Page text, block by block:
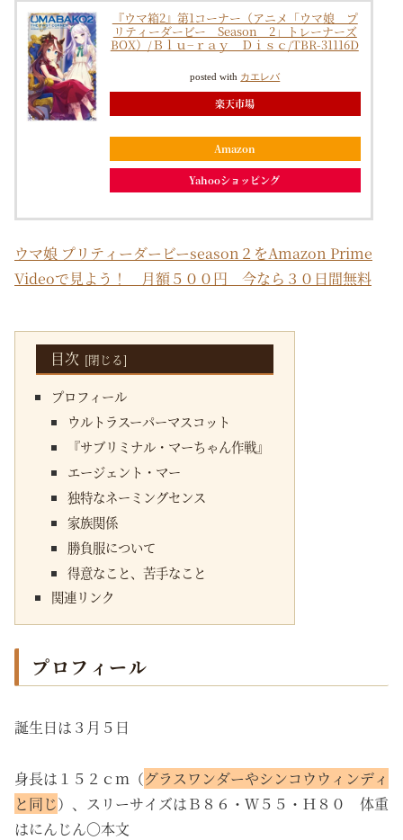
『ウマ箱2』第1コーナー（アニメ「ウマ娘 プ
リティーダービー Season 2」トレーナーズ
BOX）/Ｂｌｕ−ｒａｙ Ｄｉｓｃ/TBR-31116D
posted with カエレバ
楽天市場
Amazon
Yahooショッピング
ウマ娘 プリティーダービーseason２をAmazon Prime
Videoで見よう！ 月額５００円 今なら３０日間無料
目次
プロフィール
ウルトラスーパーマスコット
『サブリミナル・マーちゃん作戦』
エージェント・マー
独特なネーミングセンス
家族関係
勝負服について
得意なこと、苦手なこと
関連リンク
プロフィール
誕生日は３月５日
身長は１５２ｃｍ（グラスワンダーやシンコウウィンディ
と同じ）、スリーサイズはＢ８６・Ｗ５５・Ｈ８０ 体重
はにんじん〇本文